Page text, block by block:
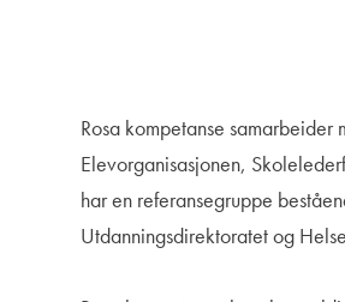
Rosa kompetanse
Elevorganisasjonen,
har en referansegruppe
Utdanningsdirektoratet og